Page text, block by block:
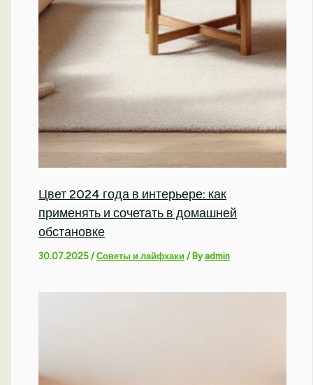
Цвет 2024 года в интерьере: как
применять и сочетать в домашней
обстановке
30.07.2025/Советы и лайфхаки / Byadmin